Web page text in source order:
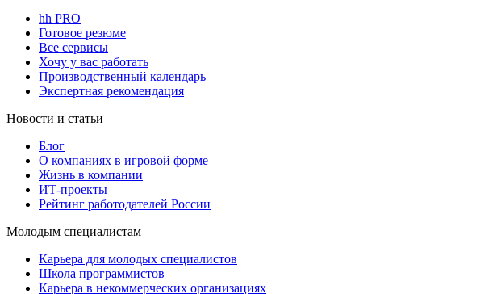
hh PRO
Готовое резюме
Все сервисы
Хочу у вас работать
Производственный календарь
Экспертная рекомендация
Новости и статьи
Блог
О компаниях в игровой форме
Жизнь в компании
ИТ-проекты
Рейтинг работодателей России
Молодым специалистам
Карьера для молодых специалистов
Школа программистов
Карьера в некоммерческих организациях